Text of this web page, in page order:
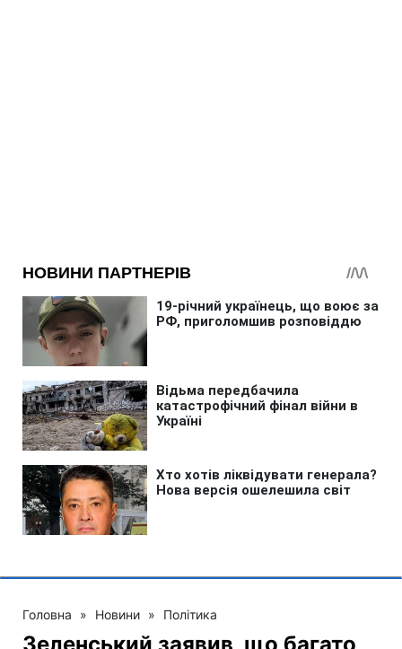
Головна » Новини » Політика